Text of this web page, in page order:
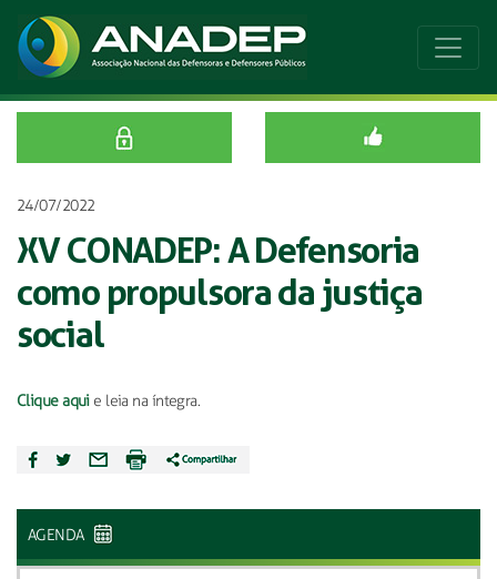
24/07/2022
XV CONADEP: A Defensoria
como propulsora da justiça
social
Clique aquie leia na íntegra.
AGENDA